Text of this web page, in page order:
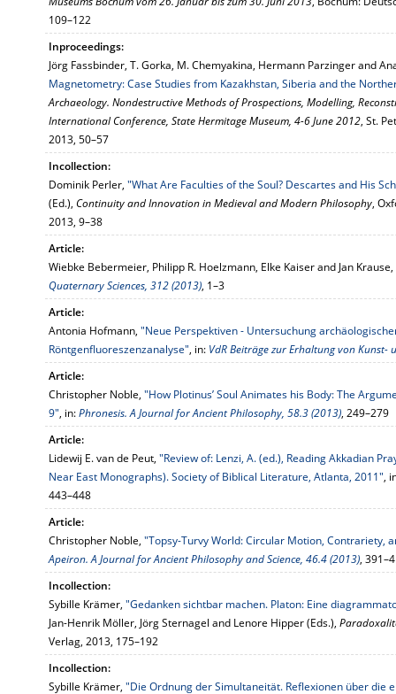
109–122
Inproceedings:
Jörg Fassbinder, T. Gorka, M. Chemyakina, Hermann Parzinger and
Magnetometry: Case Studies from Kazakhstan, Siberia and the
Archaeology. Nondestructive Methods of Prospections, Modelling,
International Conference, State Hermitage Museum, 4-6 June 2012, St.
2013, 50–57
Incollection:
Dominik Perler, "What Are Faculties of the Soul? Descartes and His
(Ed.), Continuity and Innovation in Medieval and Modern Philosophy,
2013, 9–38
Article:
Wiebke Bebermeier, Philipp R. Hoelzmann, Elke Kaiser and Jan Krause,
Quaternary Sciences, 312 (2013), 1–3
Article:
Antonia Hofmann, "Neue Perspektiven - Untersuchung
Röntgenfluoreszenzanalyse", in: VdR Beiträge zur Erhaltung von Kunst-
Article:
Christopher Noble, "How Plotinus’ Soul Animates his Body: The
9", in:Phronesis. A Journal for Ancient Philosophy, 58.3 (2013), 249–279
Article:
Lidewij E. van de Peut, "Review of: Lenzi, A. (ed.), Reading Akkadian
Near East Monographs). Society of Biblical Literature, Atlanta, 2011",
443–448
Article:
Christopher Noble, "Topsy-Turvy World: Circular Motion, Contrariety,
Apeiron. A Journal for Ancient Philosophy and Science, 46.4 (2013),
Incollection:
Sybille Krämer, "Gedanken sichtbar machen. Platon: Eine
Jan-Henrik Möller, Jörg Sternagel and Lenore Hipper (Eds.),
Verlag, 2013, 175–192
Incollection:
Sybille Krämer, "Die Ordnung der Simultaneität. Reflexionen über die